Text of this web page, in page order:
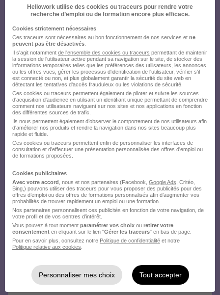
Créez votre compte
Hellowork et postulez
sur le site du recruteur !
Hellowork utilise des cookies ou traceurs pour rendre votre
recherche d’emploi ou de formation encore plus efficace.
Cookies strictement nécessaires
Ces traceurs sont nécessaires au bon fonctionnement de nos services et ne
peuvent pas être désactivés
Il s'agit notamment de l'ensemble des cookies ou traceurs permettant de maintenir
la session de l'utilisateur active pendant sa navigation sur le site, de stocker des
informations temporaires telles que les préférences des utilisateurs, les annonces
ou les offres vues, gérer les processus d'identification de l'utilisateur, vérifier s'il
est connecté ou non, et plus globalement garantir la sécurité du site web en
détectant les tentatives d'accès frauduleux ou les violations de sécurité.
Ces cookies ou traceurs permettent également de piloter et suivre les sources
d'acquisition d'audience en utilisant un identifiant unique permettant de comprendre
comment nos utilisateurs naviguent sur nos sites et nos applications en fonction
des différentes sources de trafic.
Ils nous permettent également d’observer le comportement de nos utilisateurs afin
d'améliorer nos produits et rendre la navigation dans nos sites beaucoup plus
rapide et fluide.
Ces cookies ou traceurs permettent enfin de personnaliser les interfaces de
consultation et d'effectuer une présentation personnalisée des offres d'emploi ou
de formations proposées.
Cookies publicitaires
Avec votre accord , nous et nos partenaires (Facebook, Google Ads , Critéo,
Bing,) pouvons utiliser des traceurs pour vous proposer des publicités pour des
offres d’emploi ou des offres de formations personnalisés afin d’augmenter vos
probabilités de trouver rapidement un emploi ou une formation.
Nos partenaires personnalisent ces publicités en fonction de votre navigation, de
votre profil et de vos centres d’intérêt.
Vous pouvez à tout moment paramétrer vos choix ou retirer votre
consentement en cliquant sur le lien "Gérer les traceurs" en bas de page.
Pour en savoir plus, consultez notre Politique de confidentialité et notre
Politique relative aux cookies
Personnaliser mes choix Tout accepter